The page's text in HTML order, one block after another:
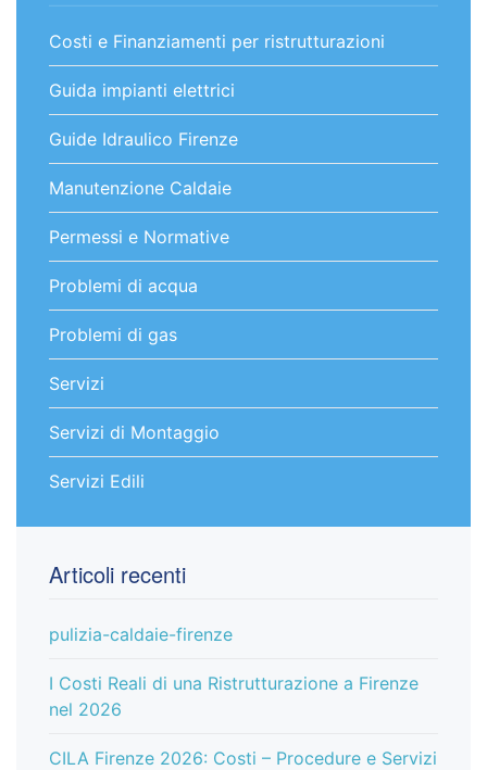
Costi e Finanziamenti per ristrutturazioni
Guida impianti elettrici
Guide Idraulico Firenze
Manutenzione Caldaie
Permessi e Normative
Problemi di acqua
Problemi di gas
Servizi
Servizi di Montaggio
Servizi Edili
Articoli recenti
pulizia-caldaie-firenze
I Costi Reali di una Ristrutturazione a Firenze
nel 2026
CILA Firenze 2026: Costi – Procedure e Servizi